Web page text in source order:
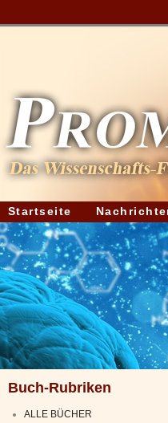
Startseite
Buch-Rubriken
ALLE BÜCHER